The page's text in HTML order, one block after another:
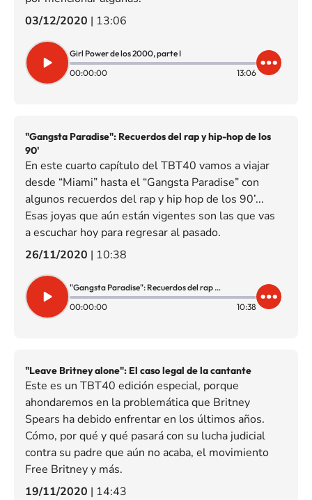
03/12/2020 | 13:06
Girl Power de los 2000, parte I
00:00:00
13:06
"Gangsta Paradise": Recuerdos del rap y hip-hop de los
90'
En este cuarto capítulo del TBT40 vamos a viajar
desde “Miami” hasta el “Gangsta Paradise” con
algunos recuerdos del rap y hip hop de los 90’...
Esas joyas que aún están vigentes son las que vas
a escuchar hoy para regresar al pasado.
26/11/2020 | 10:38
"Gangsta Paradise": Recuerdos del rap y hip-hop de los 90'
00:00:00
10:38
"Leave Britney alone": El caso legal de la cantante
Este es un TBT40 edición especial, porque
ahondaremos en la problemática que Britney
Spears ha debido enfrentar en los últimos años.
Cómo, por qué y qué pasará con su lucha judicial
contra su padre que aún no acaba, el movimiento
Free Britney y más.
19/11/2020 | 14:43